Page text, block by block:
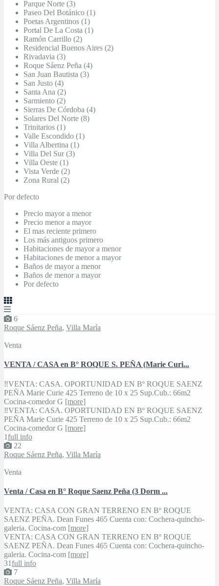
Parque Norte (3)
Paseo Del Botánico (1)
Poetas Argentinos (1)
Portal De La Costa (1)
Ramón Carrillo (2)
Residencial Buenos Aires (2)
Rivadavia (3)
Roque Sáenz Peña (4)
San Juan Bautista (3)
San Justo (4)
Santa Ana (2)
Sarmiento (2)
Sierras De Córdoba (4)
Solares Del Norte (8)
Trinitarios (1)
Valle Escondido (1)
Villa Albertina (1)
Villa Del Sur (3)
Villa Oeste (1)
Vista Verde (2)
Zona Rural (2)
Por defecto
Precio mayor a menor
Precio menor a mayor
El mas reciente primero
Los más antiguos primero
Habitaciones de mayor a menor
Habitaciones de menor a mayor
Baños de mayor a menor
Baños de menor a mayor
Por defecto
6
Roque Sáenz Peña, Villa María
Venta
VENTA / CASA en B° ROQUE S. PEÑA (Marie Curi...
‼VENTA: CASA. OPORTUNIDAD EN Bº ROQUE SAENZ
PEÑA Marie Curie 425 Terreno de 10 x 25 Sup.Cub.: 66m2
Cocina-comedor G [more]
‼VENTA: CASA. OPORTUNIDAD EN Bº ROQUE SAENZ
PEÑA Marie Curie 425 Terreno de 10 x 25 Sup.Cub.: 66m2
Cocina-comedor G [more]
1full info
22
Roque Sáenz Peña, Villa María
Venta
Venta / Casa en B° Roque Saenz Peña (3 Dorm ...
VENTA: CASA CON GRAN TERRENO EN Bº ROQUE
SAENZ PEÑA. Dean Funes 465 Cuenta con: Cochera-quincho-
galeria. Cocina-com [more]
VENTA: CASA CON GRAN TERRENO EN Bº ROQUE
SAENZ PEÑA. Dean Funes 465 Cuenta con: Cochera-quincho-
galeria. Cocina-com [more]
31full info
7
Roque Sáenz Peña, Villa María